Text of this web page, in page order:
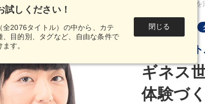
試しください！
2076タイトル）の中から、カテ
、目的別、タグなど、自由な条件で
す。
閉じる
リーミング・ダウンロード）全27タイトル
ギネス世界記録
音声・動画
【追加タイ
ギネス
体験づ